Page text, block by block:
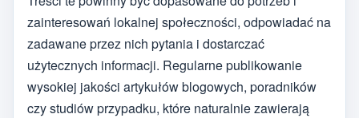
zainteresowań lokalnej społeczności, odpowiadać na
zadawane przez nich pytania i dostarczać
użytecznych informacji. Regularne publikowanie
wysokiej jakości artykułów blogowych, poradników
czy studiów przypadku, które naturalnie zawierają